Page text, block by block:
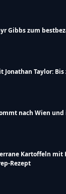
Gibbs zum
Jonathan Taylor:
nach Wien
Kartoffeln mit
Rezept